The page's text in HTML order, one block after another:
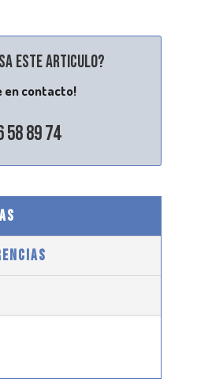
este articulo?
en contacto!
58 89 74